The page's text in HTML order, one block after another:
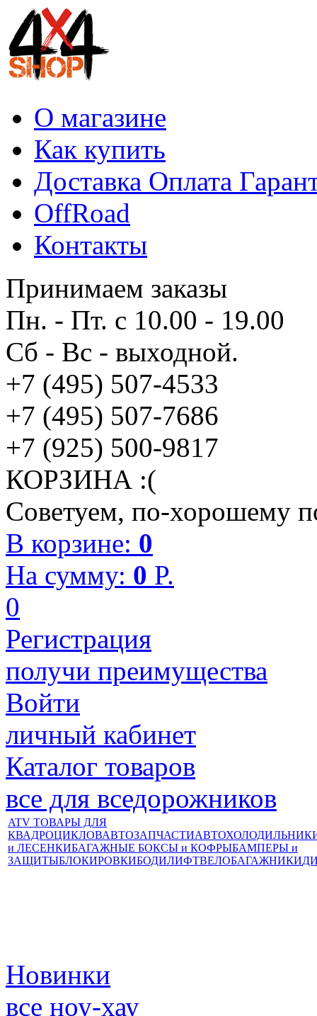
О магазине
Как купить
Доставка Оплата
OffRoad
Контакты
Принимаем заказы
Пн. - Пт. с 10.00 - 19.00
Сб - Вс - выходной.
+7 (495) 507-4533
+7 (495) 507-7686
+7 (925) 500-9817
КОРЗИНА :(
Советуем, по-хорошему
В корзине: 0
На сумму: 0 P.
0
Регистрация
получи преимущества
Войти
личный кабинет
Каталог товаров
все для вседорожников
ATV ТОВАРЫ ДЛЯ
КВАДРОЦИКЛОВАВТОЗАПЧАСТИ
и ЛЕСЕНКИБАГАЖНЫЕ БОКСЫ и КОФРЫБАМПЕРЫ и
ЗАЩИТЫБЛОКИРОВКИБОДИЛИФТВЕЛОБАГАЖНИКИ
Новинки
все ноу-хау